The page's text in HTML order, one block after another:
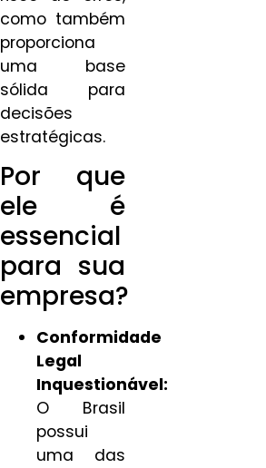
como também
proporciona
uma base
sólida para
decisões
estratégicas.
Por que
ele é
essencial
para sua
empresa?
Conformidade
Legal
Inquestionável:
O Brasil
possui
uma das